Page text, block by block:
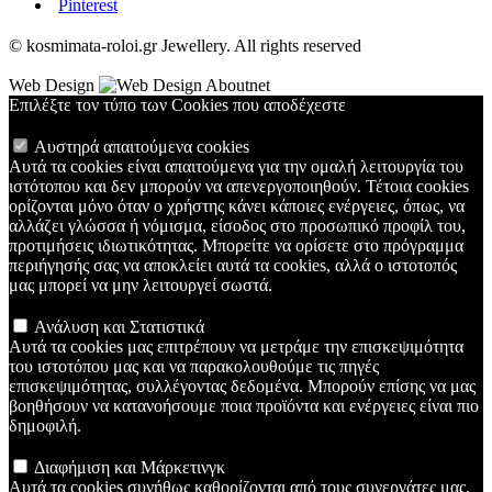
Pinterest
© kosmimata-roloi.gr Jewellery. All rights reserved
Web Design
Επιλέξτε τον τύπο των Cookies που αποδέχεστε
Αυστηρά απαιτούμενα cookies
Αυτά τα cookies είναι απαιτούμενα για την ομαλή λειτουργία του
ιστότοπου και δεν μπορούν να απενεργοποιηθούν. Τέτοια cookies
ορίζονται μόνο όταν ο χρήστης κάνει κάποιες ενέργειες, όπως, να
αλλάζει γλώσσα ή νόμισμα, είσοδος στο προσωπικό προφίλ του,
προτιμήσεις ιδιωτικότητας. Μπορείτε να ορίσετε στο πρόγραμμα
περιήγησής σας να αποκλείει αυτά τα cookies, αλλά ο ιστοτοπός
μας μπορεί να μην λειτουργεί σωστά.
Ανάλυση και Στατιστικά
Αυτά τα cookies μας επιτρέπουν να μετράμε την επισκεψιμότητα
του ιστοτόπου μας και να παρακολουθούμε τις πηγές
επισκεψιμότητας, συλλέγοντας δεδομένα. Μπορούν επίσης να μας
βοηθήσουν να κατανοήσουμε ποια προϊόντα και ενέργειες είναι πιο
δημοφιλή.
Διαφήμιση και Μάρκετινγκ
Αυτά τα cookies συνήθως καθορίζονται από τους συνεργάτες μας.